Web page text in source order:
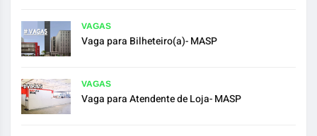
VAGAS
Vaga para Bilheteiro(a)- MASP
VAGAS
Vaga para Atendente de Loja- MASP